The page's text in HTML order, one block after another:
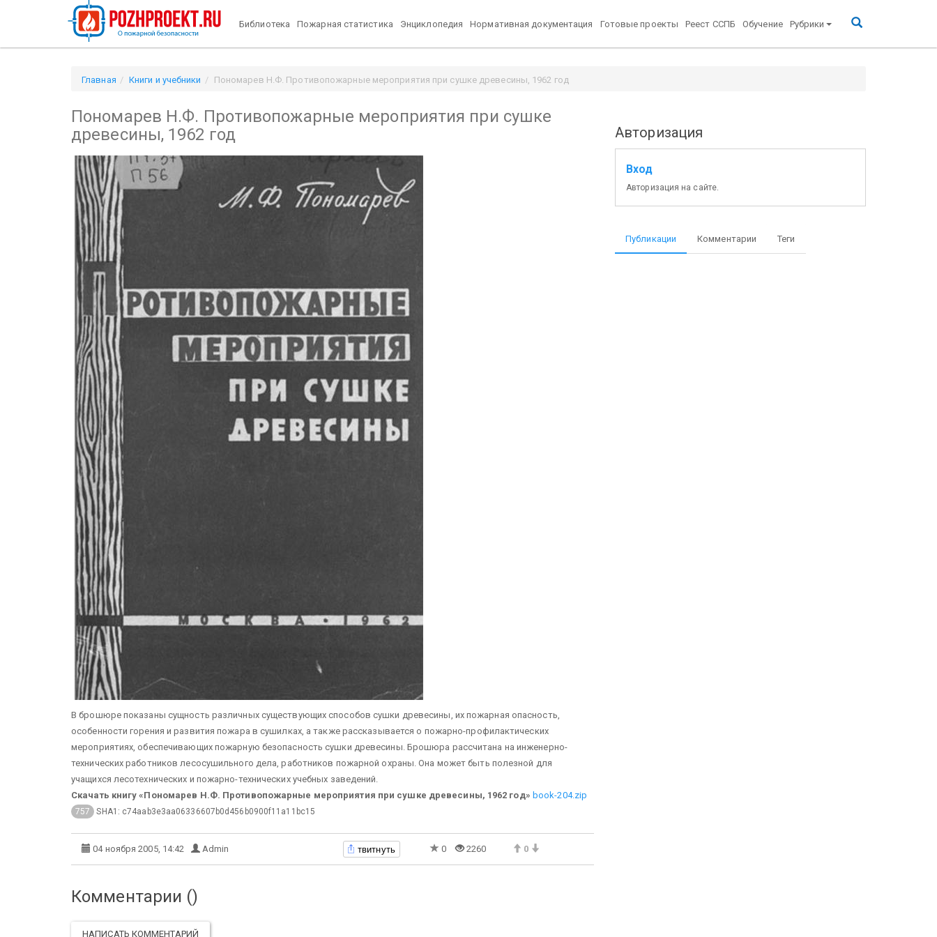
Библиотека Пожарная статистика Энциклопедия Нормативная документация Готовые проекты Реест ССПБ Обучение Рубрики
Главная Книги и учебники Пономарев Н.Ф. Противопожарные мероприятия при сушке древесины, 1962 год
Пономарев Н.Ф. Противопожарные мероприятия при сушке
древесины, 1962 год
В брошюре показаны сущность различных существующих способов сушки древесины, их пожарная опасность,
особенности горения и развития пожара в сушилках, а также рассказывается о пожарно-профилактических
мероприятиях, обеспечивающих пожарную безопасность сушки древесины. Брошюра рассчитана на инженерно-
технических работников лесосушильного дела, работников пожарной охраны. Она может быть полезной для
учащихся лесотехнических и пожарно-технических учебных заведений.
Скачать книгу «Пономарев Н.Ф. Противопожарные мероприятия при сушке древесины, 1962 год» book-204.zip
757 SHA1: c74aab3e3aa06336607b0d456b0900f11a11bc15
04 ноября 2005, 14:42 Admin твитнуть 0 2260 0
Комментарии ()
НАПИСАТЬ КОММЕНТАРИЙ
Авторизация
Вход
Авторизация на сайте.
Публикации Комментарии Теги